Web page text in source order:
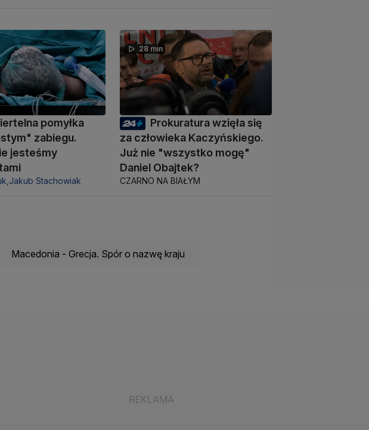
pomyłka
zabiegu.
jesteśmy
Jakub Stachowiak
28 min
Prokuratura wzięła się
za człowieka Kaczyńskiego.
Już nie "wszystko mogę"
Daniel Obajtek?
CZARNO NA BIAŁYM
Macedonia - Grecja. Spór o nazwę kraju